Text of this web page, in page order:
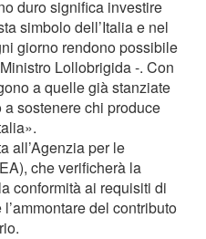
duro significa investire
simbolo dell’Italia e nel
giorno rendono possibile
Lollobrigida -. Con
a quelle già stanziate
sostenere chi produce
all’Agenzia per le
che verificherà la
conformità ai requisiti di
del contributo